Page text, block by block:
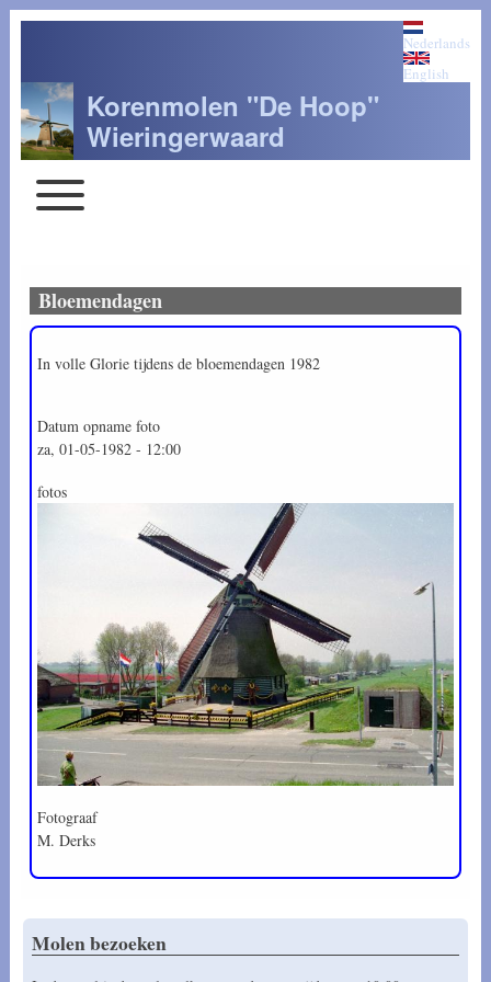
Nederlands
English
Korenmolen "De Hoop"
Wieringerwaard
Main navigation
Toggle main menu
Bloemendagen
In volle Glorie tijdens de bloemendagen 1982
Datum opname foto
za, 01-05-1982 - 12:00
fotos
Fotograaf
M. Derks
Molen bezoeken